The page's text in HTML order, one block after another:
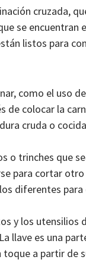
cruzada,
se encuentran
listos para
como el uso
de colocar la
cruda o
o trinches que
para cortar
diferentes
y los utensilios
llave es una
a partir de